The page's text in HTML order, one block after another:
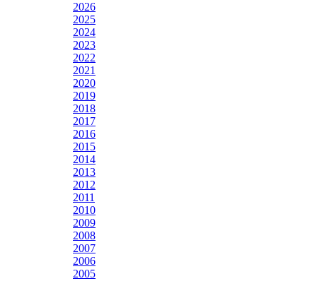
2026
2025
2024
2023
2022
2021
2020
2019
2018
2017
2016
2015
2014
2013
2012
2011
2010
2009
2008
2007
2006
2005